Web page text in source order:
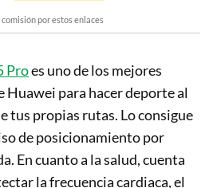
por estos enlaces
Proes uno de los mejores
para hacer deporte al
tus propias rutas. Lo consigue
de posicionamiento por
En cuanto a la salud, cuenta
la frecuencia cardiaca, el